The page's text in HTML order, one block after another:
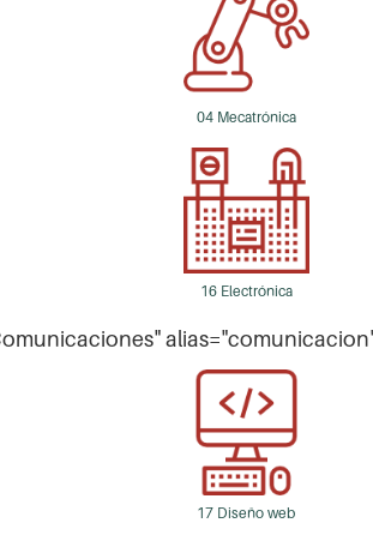
04 Mecatrónica
16 Electrónica
17 Diseño web